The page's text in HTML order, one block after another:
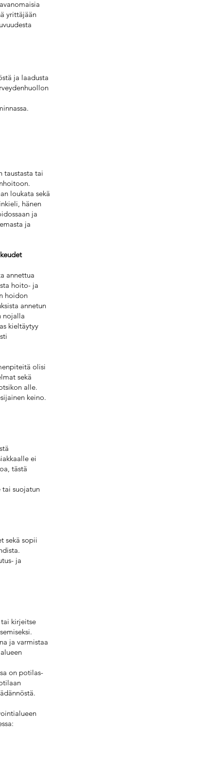
yrittäjään
ja laadusta
taustasta tai
loukata sekä
hänen
ja
ja
annettua
hoito- ja
hoidon
annetun
nojalla
kieltäytyy
olisi
sekä
alle.
keino.
ei
tästä
tai suojatun
sekä sopii
ja
kirjeitse
ja varmistaa
on potilas-